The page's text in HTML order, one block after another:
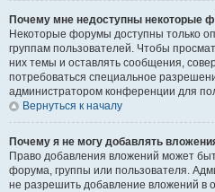
Почему мне недоступны некоторые
Некоторые форумы доступны только
группам пользователей. Чтобы
них темы и оставлять сообщения,
потребоваться специальное
администратором конференции для
Вернуться к началу
Почему я не могу добавлять
Право добавления вложений может
форума, группы или пользователя.
не разрешить добавление вложений в